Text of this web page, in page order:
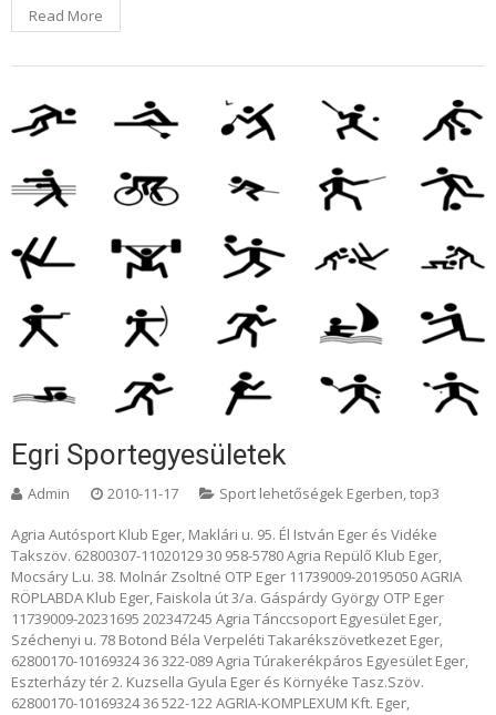
Read More
Egri Sportegyesületek
Admin 2010-11-17 Sport lehetőségek Egerben,top3
Agria Autósport Klub Eger, Maklári u. 95. Él István Eger és Vidéke
Takszöv. 62800307-11020129 30 958-5780 Agria Repülő Klub Eger,
Mocsáry L.u. 38. Molnár Zsoltné OTP Eger 11739009-20195050 AGRIA
RÖPLABDA Klub Eger, Faiskola út 3/a. Gáspárdy György OTP Eger
11739009-20231695 202347245 Agria Tánccsoport Egyesület Eger,
Széchenyi u. 78 Botond Béla Verpeléti Takarékszövetkezet Eger,
62800170-10169324 36 322-089 Agria Túrakerékpáros Egyesület Eger,
Eszterházy tér 2. Kuzsella Gyula Eger és Környéke Tasz.Szöv.
62800170-10169324 36 522-122 AGRIA-KOMPLEXUM Kft. Eger,